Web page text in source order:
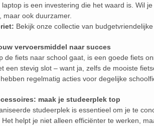
is een investering die het waard is. Wil
maar ook duurzamer.
Bekijk onze collectie van
vervoersmiddel naar succes
de fiets naar school gaat, is een goede fiets
een stevig slot – want ja, zelfs de mooiste
regelmatig acties voor degelijke
maak je studeerplek top
studeerplek is essentieel om je te
helpt je niet alleen efficiënter te werken,